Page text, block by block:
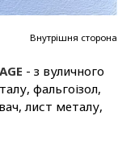
Внутрішня сторона
- з вуличного
фальгоізол,
лист металу,